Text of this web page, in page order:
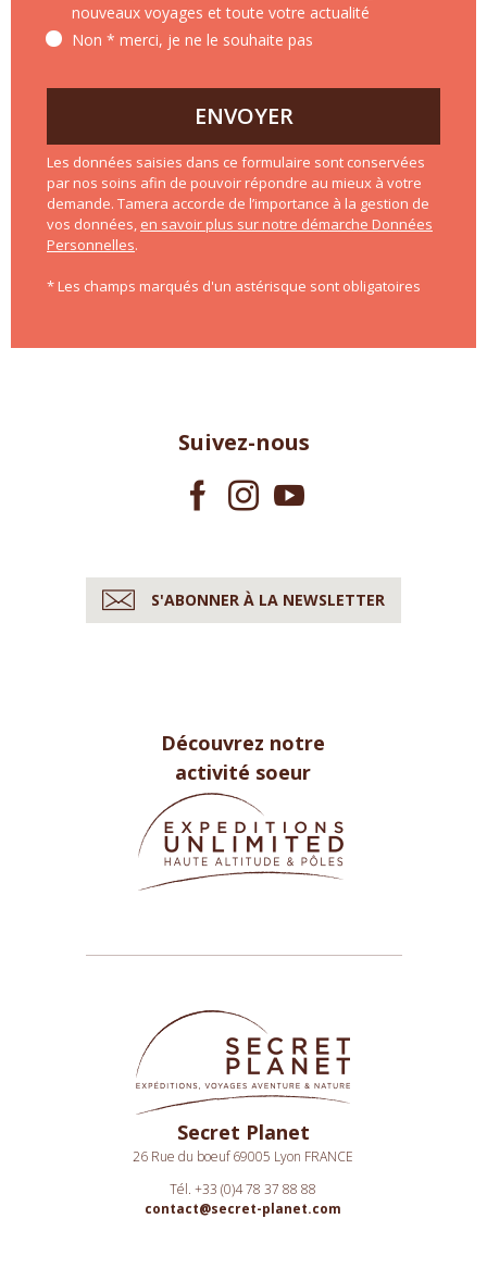
nouveaux voyages et toute votre actualité
Non * merci, je ne le souhaite pas
ENVOYER
Les données saisies dans ce formulaire sont conservées
par nos soins afin de pouvoir répondre au mieux à votre
demande. Tamera accorde de l’importance à la gestion de
vos données, en savoir plus sur notre démarche Données
Personnelles.
* Les champs marqués d'un astérisque sont obligatoires
Suivez-nous
S'ABONNER À LA NEWSLETTER
Découvrez notre
activité soeur
Secret Planet
26 Rue du boeuf 69005 Lyon FRANCE
Tél. +33 (0)4 78 37 88 88
contact@secret-planet.com